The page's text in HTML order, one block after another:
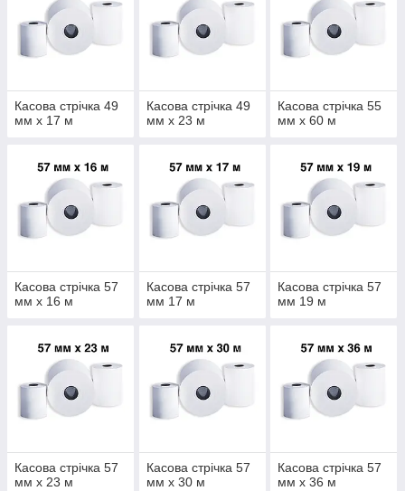
Касова стрічка 49
мм х 17 м
Касова стрічка 49
мм х 23 м
Касова стрічка 55
мм х 60 м
Касова стрічка 57
мм х 16 м
Касова стрічка 57
мм 17 м
Касова стрічка 57
мм 19 м
Касова стрічка 57
мм х 23 м
Касова стрічка 57
мм х 30 м
Касова стрічка 57
мм х 36 м